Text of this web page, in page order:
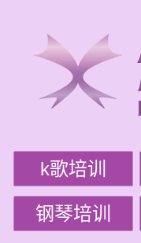
k歌培训
钢琴培训